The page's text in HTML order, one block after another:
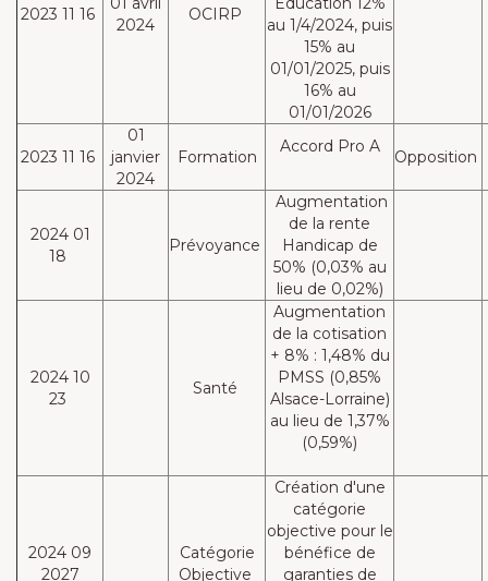
2023 11 16
2024
OCIRP
au 1/4/2024, puis
15% au
01/01/2025, puis
16% au
01/01/2026
2023 11 16
01
janvier
2024
Formation
Accord Pro A
Opposition
2024 01
18
Prévoyance
Augmentation
de la rente
Handicap de
50% (0,03% au
lieu de 0,02%)
2024 10
23
Santé
Augmentation
de la cotisation
+ 8% : 1,48% du
PMSS (0,85%
Alsace-Lorraine)
au lieu de 1,37%
(0,59%)
2024 09
2027
Catégorie
Objective
Création d'une
catégorie
objective pour le
bénéfice de
garanties de